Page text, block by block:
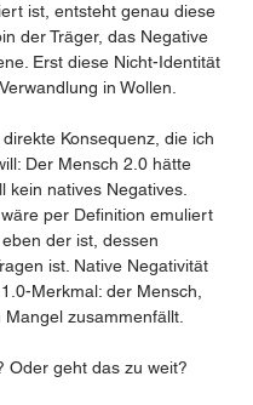
ist, entsteht genau diese
der Träger, das Negative
Erst diese Nicht-Identität
in Wollen.
Konsequenz, die ich
Der Mensch 2.0 hätte
kein natives Negatives.
per Definition emuliert
der ist, dessen
ist. Native Negativität
Merkmal: der Mensch,
zusammenfällt.
Oder geht das zu weit?